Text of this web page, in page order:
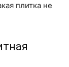
плитка не